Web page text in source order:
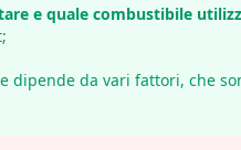
e quale combustibile
dipende da vari fattori, che